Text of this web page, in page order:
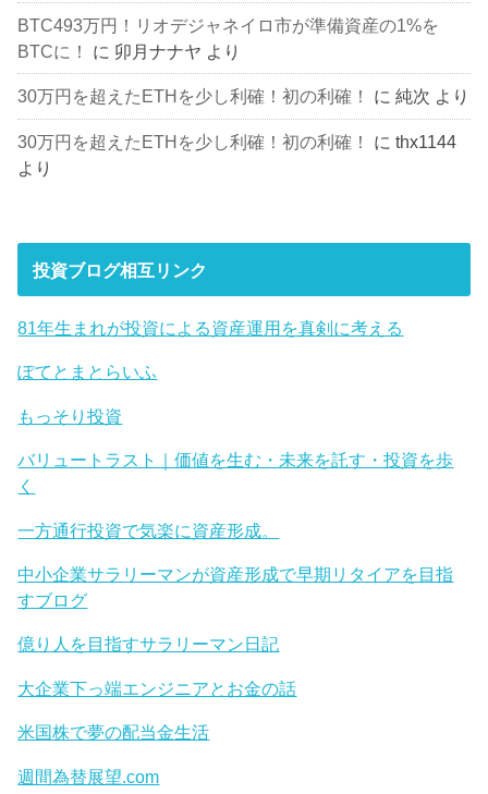
BTC493万円！リオデジャネイロ市が準備資産の1%を
BTCに！
に 卯月ナナヤ より
30万円を超えたETHを少し利確！初の利確！ に純次 より
30万円を超えたETHを少し利確！初の利確！ にthx1144
より
投資ブログ相互リンク
81年生まれが投資による資産運用を真剣に考える
ぽてとまとらいふ
もっそり投資
バリュートラスト｜価値を生む・未来を託す・投資を歩
く
一方通行投資で気楽に資産形成。
中小企業サラリーマンが資産形成で早期リタイアを目指
すブログ
億り人を目指すサラリーマン日記
大企業下っ端エンジニアとお金の話
米国株で夢の配当金生活
週間為替展望.com